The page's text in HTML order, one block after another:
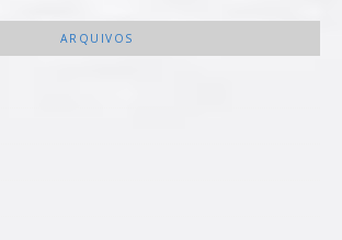
ARQUIVOS